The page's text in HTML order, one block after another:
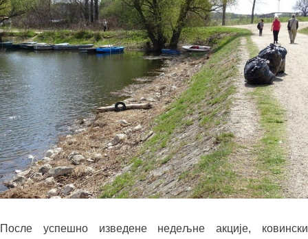
После успешно изведене недељне акције, ковински